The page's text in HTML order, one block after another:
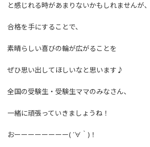
と感じれる時があまりないかもしれませんが、
合格を手にすることで、
素晴らしい喜びの輪が広がることを
ぜひ思い出してほしいなと思います♪
全国の受験生・受験生ママのみなさん、
一緒に頑張っていきましょうね！
おーーーーーーーー( ´∀｀)！